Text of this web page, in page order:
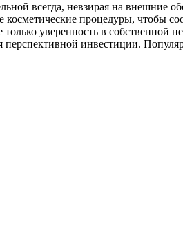
всегда, невзирая на внешние
процедуры, чтобы
уверенность в собственной
инвестиции.